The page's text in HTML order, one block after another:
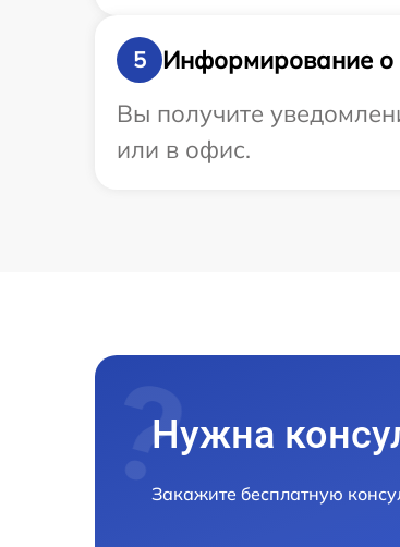
5
Информирование о
Вы получите
или в офис.
Нужна
Закажите бесплатную